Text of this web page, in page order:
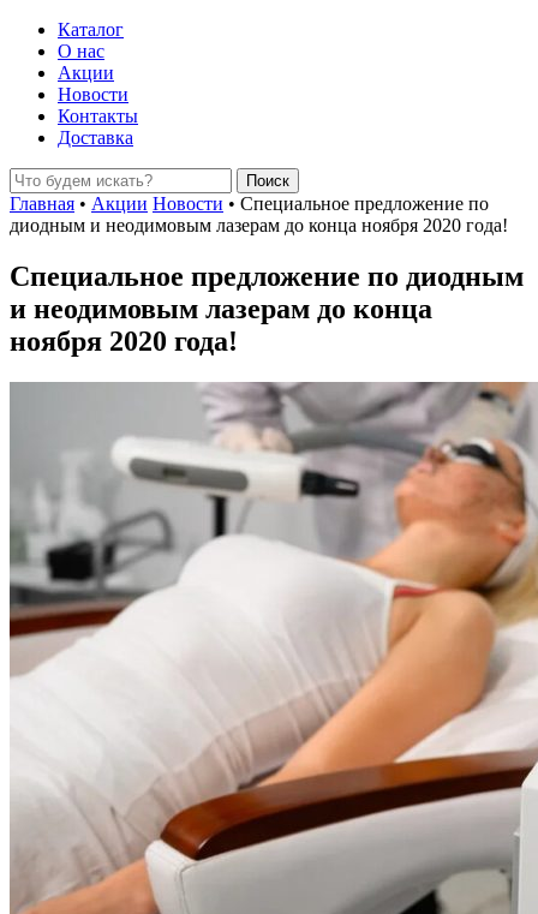
Каталог
О нас
Акции
Новости
Контакты
Доставка
Главная • Акции Новости • Специальное предложение по
диодным и неодимовым лазерам до конца ноября 2020 года!
Специальное предложение по диодным
и неодимовым лазерам до конца
ноября 2020 года!